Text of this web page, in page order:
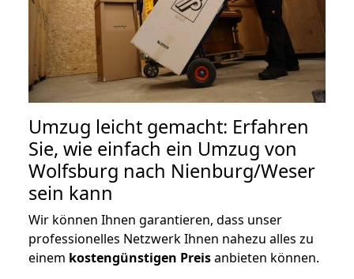
Umzug leicht gemacht: Erfahren
Sie, wie einfach ein Umzug von
Wolfsburg nach Nienburg/Weser
sein kann
Wir können Ihnen garantieren, dass unser
professionelles Netzwerk Ihnen nahezu alles zu
einem kostengünstigen Preisanbieten können.